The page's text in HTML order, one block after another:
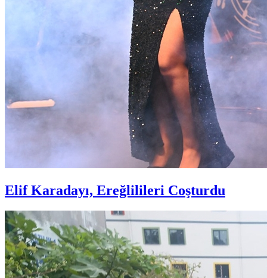
Elif Karadayı, Ereğlilileri Coşturdu